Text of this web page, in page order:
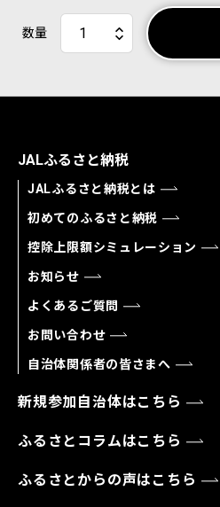
数量
JALふるさと納税
JALふるさと納税とは
初めてのふるさと納税
控除上限額シミュレーション
お知らせ
よくあるご質問
お問い合わせ
自治体関係者の皆さまへ
新規参加自治体はこちら
ふるさとコラムはこちら
ふるさとからの声はこちら